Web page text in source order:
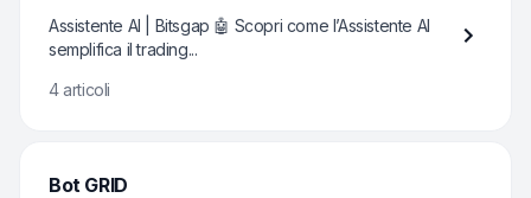
Assistente AI | Bitsgap 🤖 Scopri come l’Assistente AI
semplifica il trading...
4 articoli
Bot GRID